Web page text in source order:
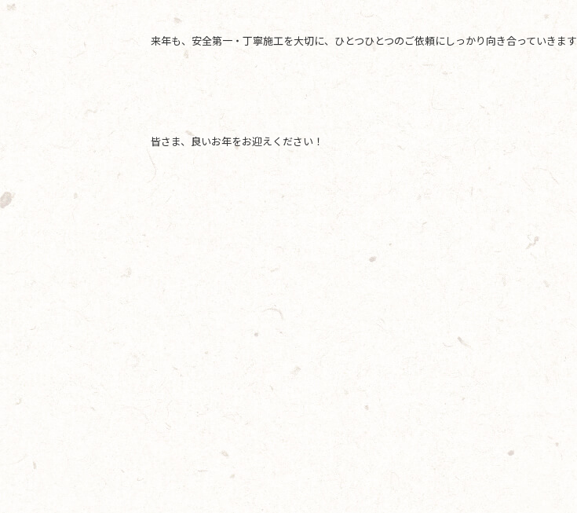
来年も、安全第一・丁寧施工を大切に、ひとつひとつのご依頼にしっかり向き合っていきます
皆さま、良いお年をお迎えください！